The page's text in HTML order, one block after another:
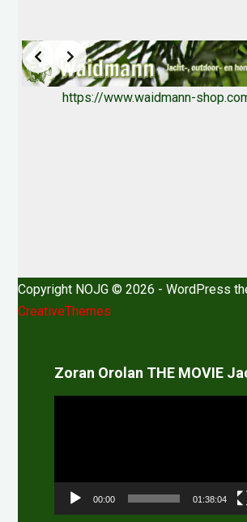
https://www.waidmann-
Copyright NOJG © 2026 - WordPress
CreativeThemes
Zoran Orolan THE MOVIE
00:00 01:38:04